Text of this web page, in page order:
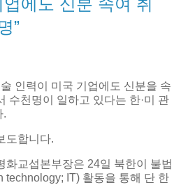
”
인력이 미국 기업에도 신분을 속
수천명이 일하고 있다는 한·미 관
.
도합니다.
화교섭본부장은 24일 북한이 불법
technology; IT) 활동을 통해 단 한